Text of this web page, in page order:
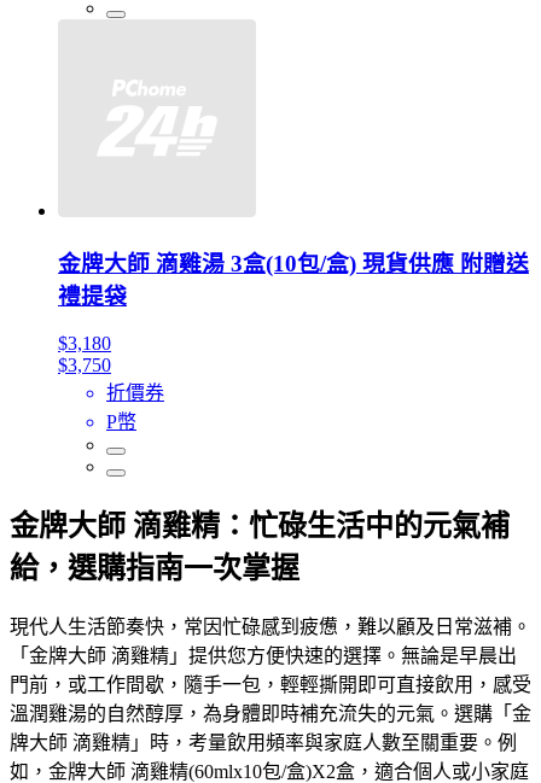
金牌大師 滴雞湯 3盒(10包/盒) 現貨供應 附贈送
禮提袋
$3,180
$3,750
折價券
P幣
金牌大師 滴雞精：忙碌生活中的元氣補
給，選購指南一次掌握
現代人生活節奏快，常因忙碌感到疲憊，難以顧及日常滋補。
「金牌大師 滴雞精」提供您方便快速的選擇。無論是早晨出
門前，或工作間歇，隨手一包，輕輕撕開即可直接飲用，感受
溫潤雞湯的自然醇厚，為身體即時補充流失的元氣。選購「金
牌大師 滴雞精」時，考量飲用頻率與家庭人數至關重要。例
如，金牌大師 滴雞精(60mlx10包/盒)X2盒，適合個人或小家庭